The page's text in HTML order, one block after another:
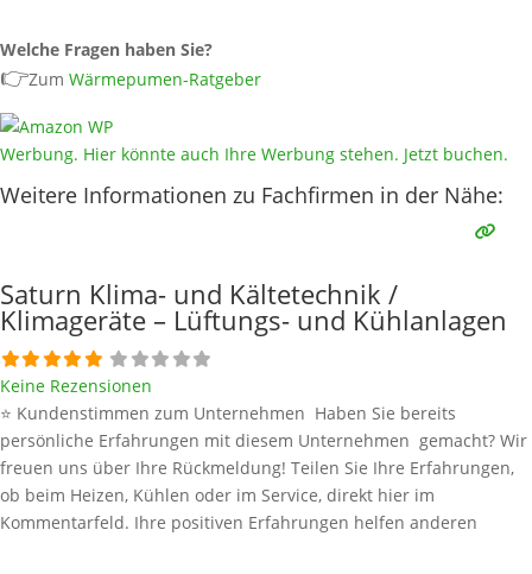
Welche Fragen haben Sie?
👉Zum Wärmepumen-Ratgeber
Werbung. Hier könnte auch Ihre Werbung stehen. Jetzt buchen.
Weitere Informationen zu Fachfirmen in der Nähe:
Saturn Klima- und Kältetechnik /
Klimageräte – Lüftungs- und Kühlanlagen
Keine Rezensionen
⭐ Kundenstimmen zum Unternehmen Haben Sie bereits
persönliche Erfahrungen mit diesem Unternehmen gemacht? Wir
freuen uns über Ihre Rückmeldung! Teilen Sie Ihre Erfahrungen,
ob beim Heizen, Kühlen oder im Service, direkt hier im
Kommentarfeld. Ihre positiven Erfahrungen helfen anderen